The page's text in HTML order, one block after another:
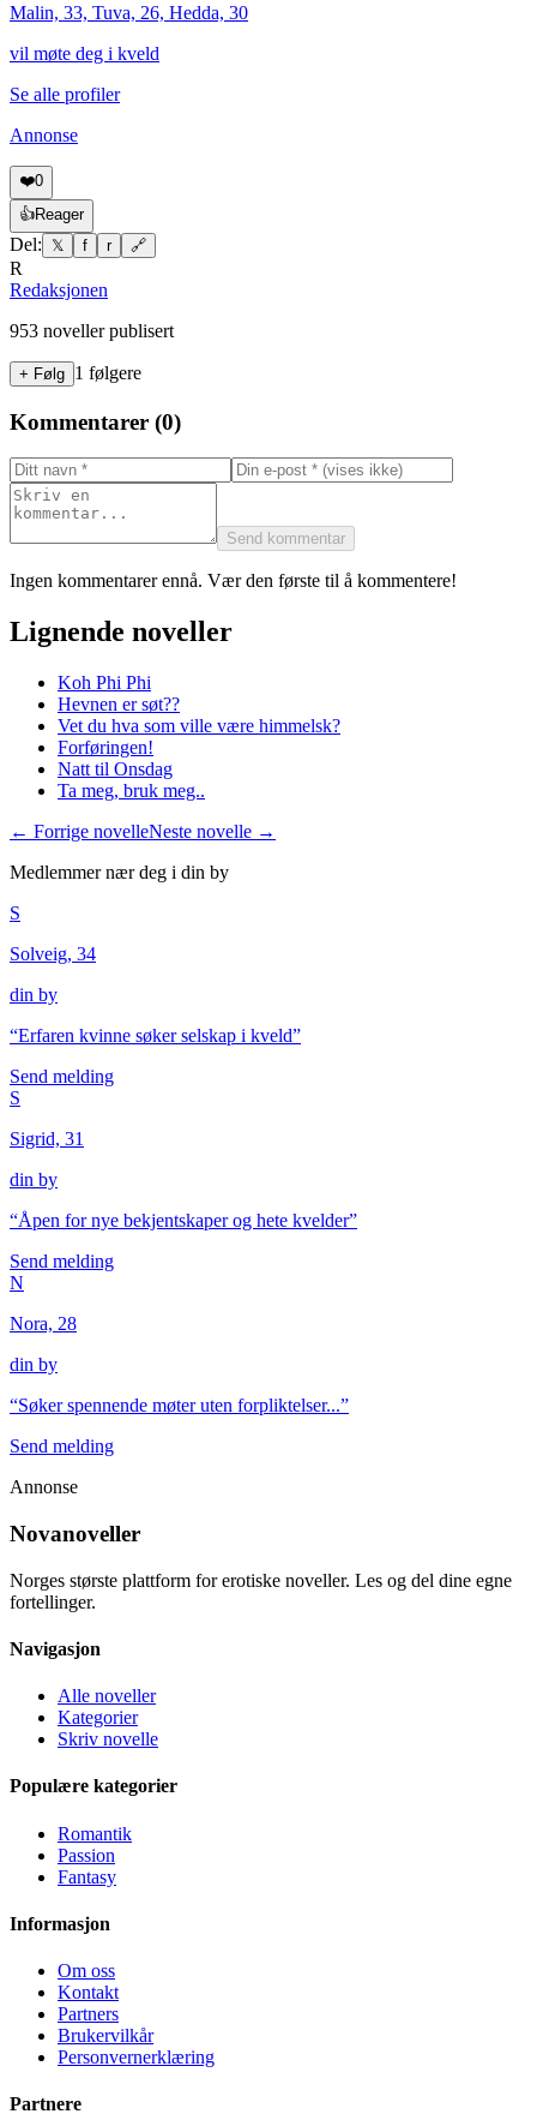
Malin, 33, Tuva, 26, Hedda, 30
vil møte deg i kveld
Se alle profiler
Annonse
❤️0
👍Reager
Del: 𝕏 f r 🔗
R
Redaksjonen
953 noveller publisert
+ Følg 1 følgere
Kommentarer (0)
Send kommentar
Ingen kommentarer ennå. Vær den første til å kommentere!
Lignende noveller
Koh Phi Phi
Hevnen er søt??
Vet du hva som ville være himmelsk?
Forføringen!
Natt til Onsdag
Ta meg, bruk meg..
← Forrige novelleNeste novelle →
Medlemmer nær deg i din by
S
Solveig, 34
din by
“Erfaren kvinne søker selskap i kveld”
Send melding
S
Sigrid, 31
din by
“Åpen for nye bekjentskaper og hete kvelder”
Send melding
N
Nora, 28
din by
“Søker spennende møter uten forpliktelser...”
Send melding
Annonse
Novanoveller
Norges største plattform for erotiske noveller. Les og del dine egne
fortellinger.
Navigasjon
Alle noveller
Kategorier
Skriv novelle
Populære kategorier
Romantik
Passion
Fantasy
Informasjon
Om oss
Kontakt
Partners
Brukervilkår
Personvernerklæring
Partnere